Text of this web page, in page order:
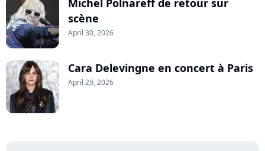
Michel Polnareff de retour sur
scène
April 30, 2026
Cara Delevingne en concert à Paris
April 29, 2026